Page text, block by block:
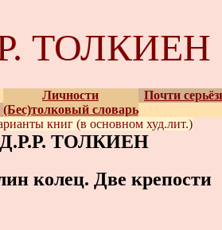
ТОЛКИЕН
Личности Почти
(Бес)толковый словарь
книг (в основном худ.лит.)
Д.Р.Р. ТОЛКИЕН
колец. Две крепости